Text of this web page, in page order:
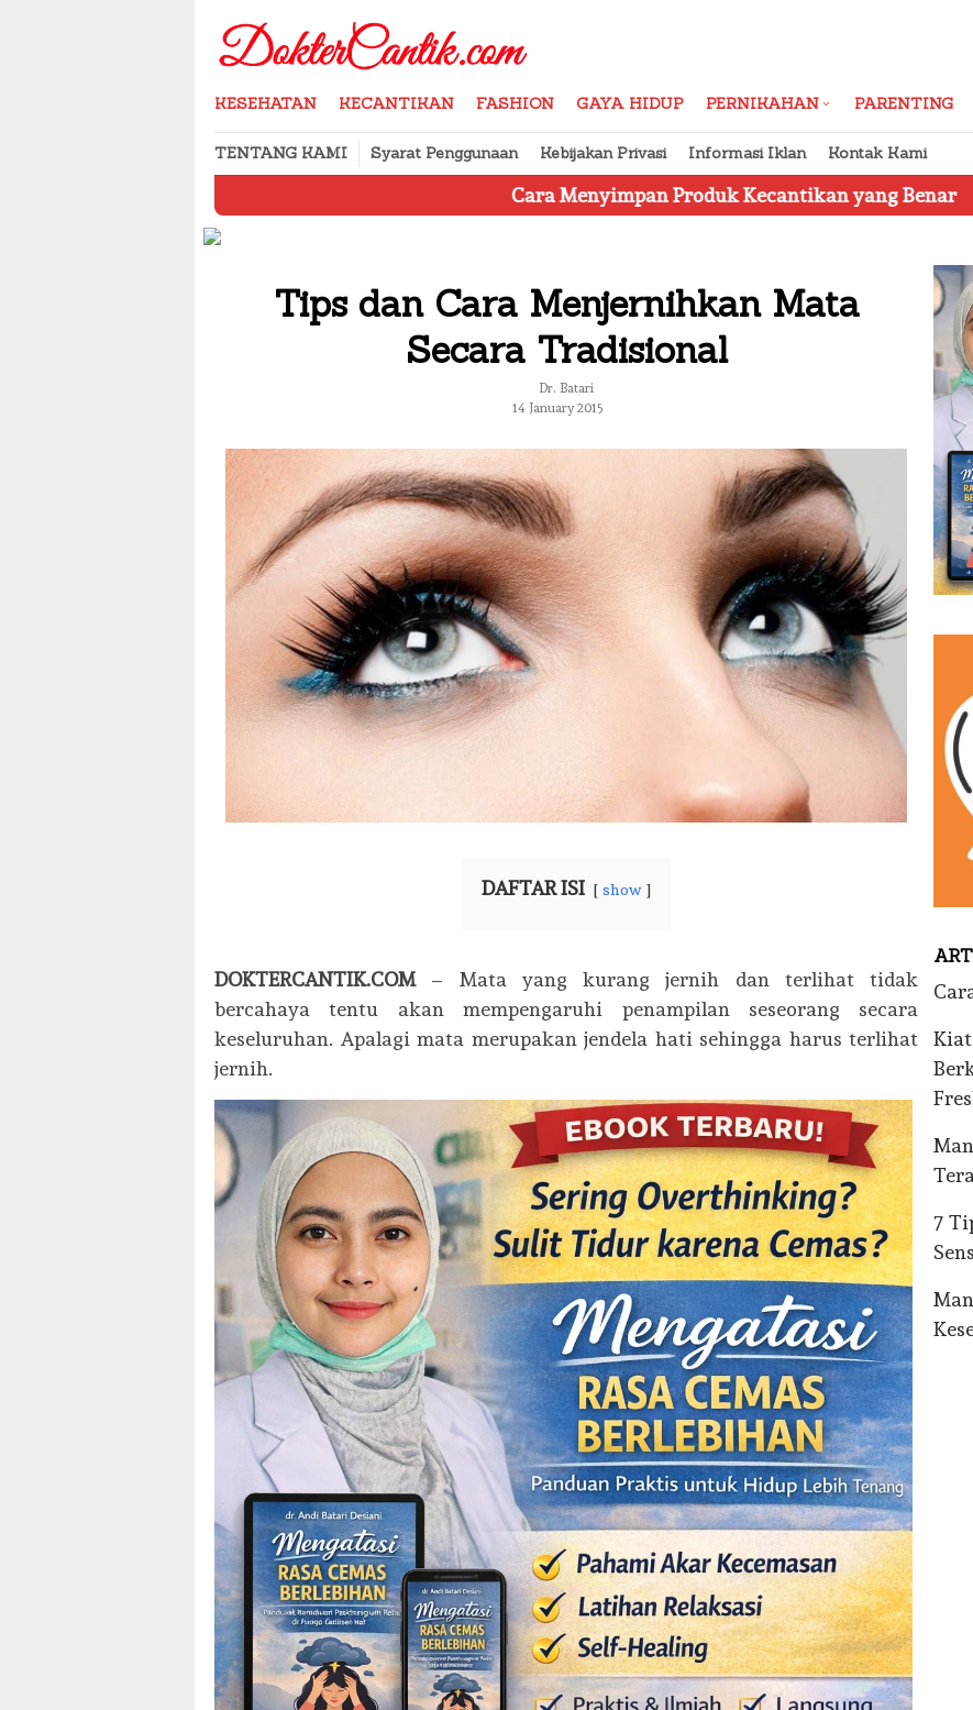
content
KESEHATAN KECANTIKAN FASHION GAYA HIDUP PERNIKAHAN PARENTING
TENTANG KAMI Syarat Penggunaan Kebijakan Privasi Informasi Iklan Kontak Kami
Cara Menyimpan Produk Kecantikan yang Benar Jangan
Tips dan Cara Menjernihkan Mata
Secara Tradisional
Dr. Batari
14 January 2015
DAFTAR ISI show
DOKTERCANTIK.COM– Mata yang kurang jernih dan terlihat tidak
bercahaya tentu akan mempengaruhi penampilan seseorang secara
keseluruhan. Apalagi mata merupakan jendela hati sehingga harus terlihat
jernih.
7